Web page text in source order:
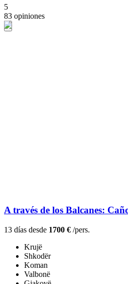
5
83 opiniones
A través de los Balcanes:
13 días desde 1700 € /pers.
Krujë
Shkodër
Koman
Valbonë